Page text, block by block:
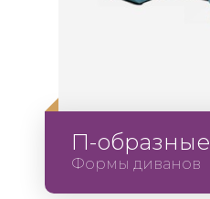
П-образные
Формы диванов